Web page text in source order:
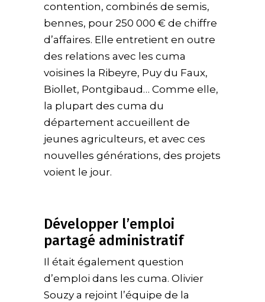
contention, combinés de semis,
bennes, pour 250 000 € de chiffre
d’affaires. Elle entretient en outre
des relations avec les cuma
voisines la Ribeyre, Puy du Faux,
Biollet, Pontgibaud… Comme elle,
la plupart des cuma du
département accueillent de
jeunes agriculteurs, et avec ces
nouvelles générations, des projets
voient le jour.
Développer l’emploi
partagé administratif
Il était également question
d’emploi dans les cuma. Olivier
Souzy a rejoint l’équipe de la